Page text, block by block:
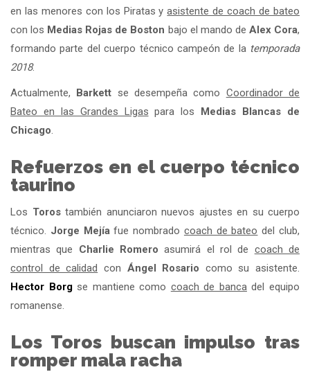
en las menores con los Piratas yasistente de coach de bateo
con los Medias Rojas de Boston bajo el mando de Alex Cora,
formando parte del cuerpo técnico campeón de la temporada
2018.
Actualmente, Barkett se desempeña como Coordinador de
Bateo en las Grandes Ligas para los Medias Blancas de
Chicago.
Refuerzos en el cuerpo técnico
taurino
Los Torostambién anunciaron nuevos ajustes en su cuerpo
técnico. Jorge Mejíafue nombrado coach de bateo del club,
mientras que Charlie Romero asumirá el rol de coach de
control de calidad con Ángel Rosario como su asistente.
Hector Borgse mantiene como coach de bancadel equipo
romanense.
Los Toros buscan impulso tras
romper mala racha